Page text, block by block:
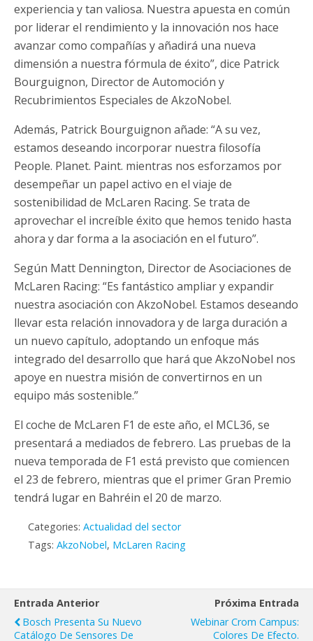
experiencia y tan valiosa. Nuestra apuesta en común
por liderar el rendimiento y la innovación nos hace
avanzar como compañías y añadirá una nueva
dimensión a nuestra fórmula de éxito”, dice Patrick
Bourguignon, Director de Automoción y
Recubrimientos Especiales de AkzoNobel.
Además, Patrick Bourguignon añade: “A su vez,
estamos deseando incorporar nuestra filosofía
People. Planet. Paint. mientras nos esforzamos por
desempeñar un papel activo en el viaje de
sostenibilidad de McLaren Racing. Se trata de
aprovechar el increíble éxito que hemos tenido hasta
ahora y dar forma a la asociación en el futuro”.
Según Matt Dennington, Director de Asociaciones de
McLaren Racing: “Es fantástico ampliar y expandir
nuestra asociación con AkzoNobel. Estamos deseando
llevar esta relación innovadora y de larga duración a
un nuevo capítulo, adoptando un enfoque más
integrado del desarrollo que hará que AkzoNobel nos
apoye en nuestra misión de convertirnos en un
equipo más sostenible.”
El coche de McLaren F1 de este año, el MCL36, se
presentará a mediados de febrero. Las pruebas de la
nueva temporada de F1 está previsto que comiencen
el 23 de febrero, mientras que el primer Gran Premio
tendrá lugar en Bahréin el 20 de marzo.
Categories: Actualidad del sector
Tags: AkzoNobel, McLaren Racing
Entrada Anterior
Bosch Presenta Su Nuevo
Catálogo De Sensores De
Próxima Entrada
Webinar Crom Campus:
Colores De Efecto.